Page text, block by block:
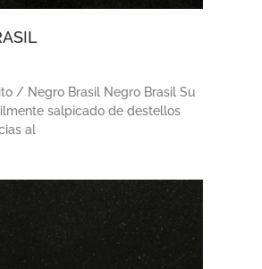
/ Negro Brasil Negro Brasil Su
salpicado de destellos
al